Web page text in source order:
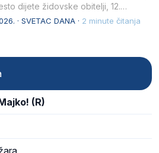
dijete židovske obitelji, 12.
1891, u Wrocławu…
· SVETAC DANA · 2 minute čitanja
(R)